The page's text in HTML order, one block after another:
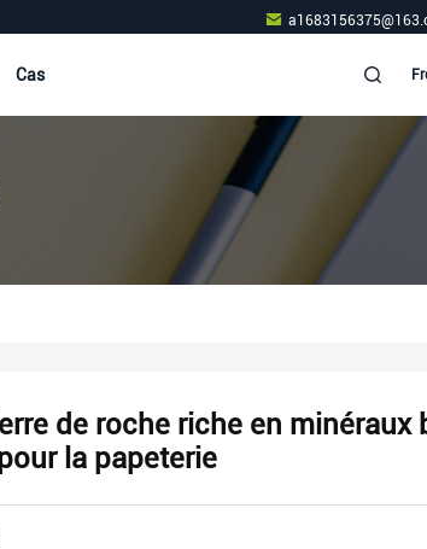
Cas
de roche riche en minéraux
la papeterie